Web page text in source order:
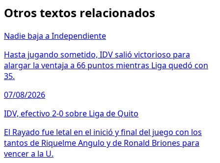
Otros textos relacionados
Nadie baja a Independiente
Hasta jugando sometido, IDV salió victorioso para
alargar la ventaja a 66 puntos mientras Liga quedó con
35.
07/08/2026
IDV, efectivo 2-0 sobre Liga de Quito
El Rayado fue letal en el inició y final del juego con los
tantos de Riquelme Angulo y de Ronald Briones para
vencer a la U.